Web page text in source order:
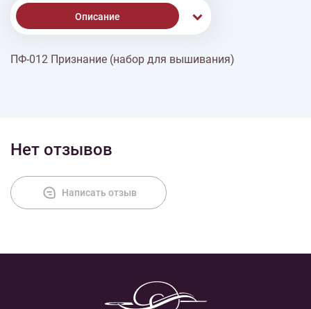
Описание
Доставка
ПФ-012 Признание (набор для вышивания)
Нет отзывов
Написать отзыв